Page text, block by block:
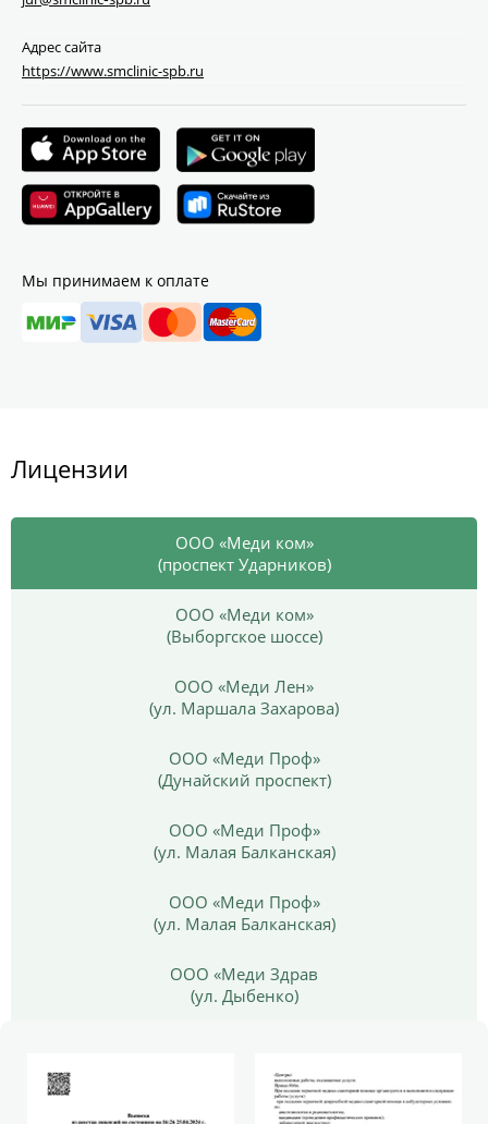
Адрес сайта
https://www.smclinic-spb.ru
Мы принимаем к оплате
Лицензии
ООО «Меди ком»
(проспект Ударников)
ООО «Меди ком»
(Выборгское шоссе)
ООО «Меди Лен»
(ул. Маршала Захарова)
ООО «Меди Проф»
(Дунайский проспект)
ООО «Меди Проф»
(ул. Малая Балканская)
ООО «Меди Проф»
(ул. Малая Балканская)
ООО «Меди Здрав
(ул. Дыбенко)